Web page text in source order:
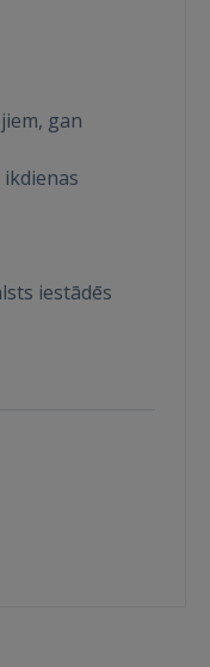
Atcerēties?
gan
iestādēs